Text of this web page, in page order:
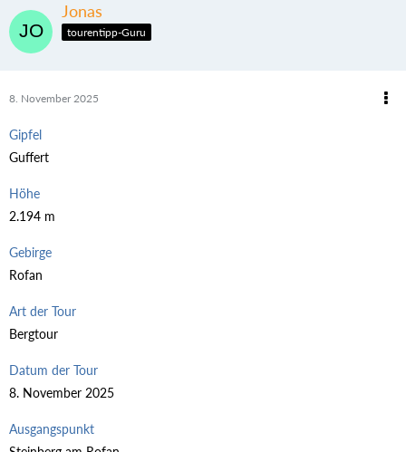
Jonas
tourentipp-Guru
8. November 2025
Gipfel
Guffert
Höhe
2.194 m
Gebirge
Rofan
Art der Tour
Bergtour
Datum der Tour
8. November 2025
Ausgangspunkt